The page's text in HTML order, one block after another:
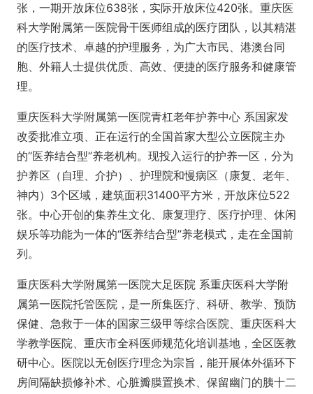
张，一期开放床位638张，实际开放床位420张。重庆医
科大学附属第一医院骨干医师组成的医疗团队，以其精湛
的医疗技术、卓越的护理服务，为广大市民、港澳台同
胞、外籍人士提供优质、高效、便捷的医疗服务和健康管
理。
重庆医科大学附属第一医院青杠老年护养中心 系国家发
改委批准立项、正在运行的全国首家大型公立医院主办
的“医养结合型”养老机构。现投入运行的护养一区，分为
护养区（自理、介护）、护理院和慢病区（康复、老年、
神内）3个区域，建筑面积31400平方米，开放床位522
张。中心开创的集养生文化、康复理疗、医疗护理、休闲
娱乐等功能为一体的“医养结合型”养老模式，走在全国前
列。
重庆医科大学附属第一医院大足医院 系重庆医科大学附
属第一医院托管医院，是一所集医疗、科研、教学、预防
保健、急救于一体的国家三级甲等综合医院、重庆医科大
学教学医院、重庆市全科医师规范化培训基地，全区医教
研中心。医院以无创医疗理念为宗旨，能开展体外循环下
房间隔缺损修补术、心脏瓣膜置换术、保留幽门的胰十二